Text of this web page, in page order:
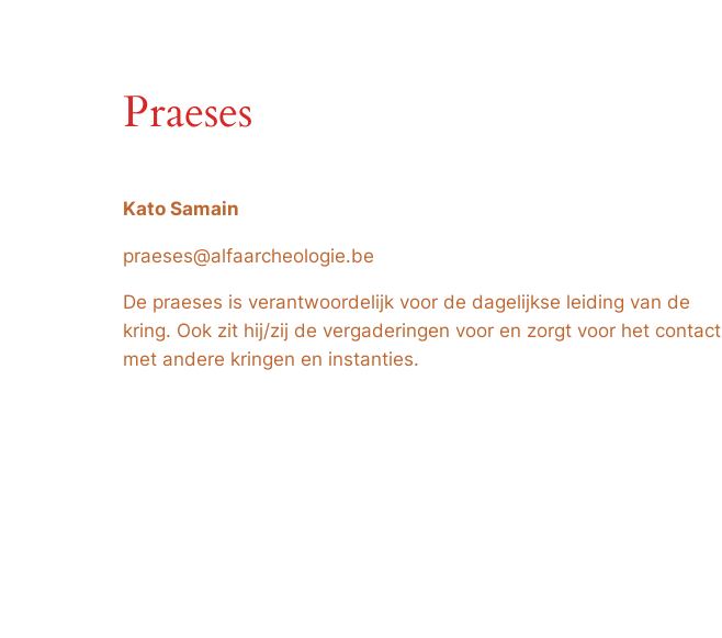
Praeses
Kato Samain
praeses@alfaarcheologie.be
De praeses is verantwoordelijk voor de dagelijkse leiding van de
kring. Ook zit hij/zij de vergaderingen voor en zorgt voor het contact
met andere kringen en instanties.